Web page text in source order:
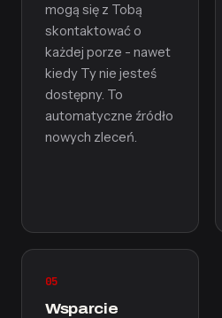
mogą się z Tobą
skontaktować o
każdej porze - nawet
kiedy Ty nie jesteś
dostępny. To
automatyczne źródło
nowych zleceń.
05
Wsparcie